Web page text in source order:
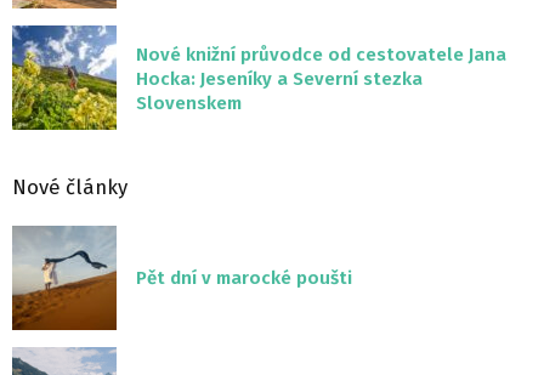
Nové knižní průvodce od cestovatele Jana
Hocka: Jeseníky a Severní stezka
Slovenskem
Nové články
Pět dní v marocké poušti